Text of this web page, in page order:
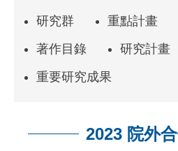
學
究
研究群 重點計畫
著作目錄
研究計畫
重要研究成果
2023 院外